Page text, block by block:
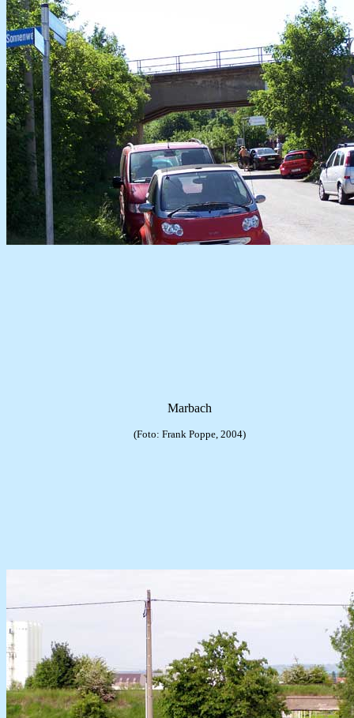
Marbach
(Foto: Frank Poppe, 2004)